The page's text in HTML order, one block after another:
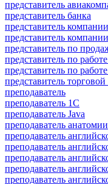
представитель
представитель банка
представитель компании
представитель
представитель по
представитель по
представитель по
представитель
преподаватель
преподаватель 1С
преподаватель Java
преподаватель анатомии
преподаватель
преподаватель
преподаватель
преподаватель
преподаватель